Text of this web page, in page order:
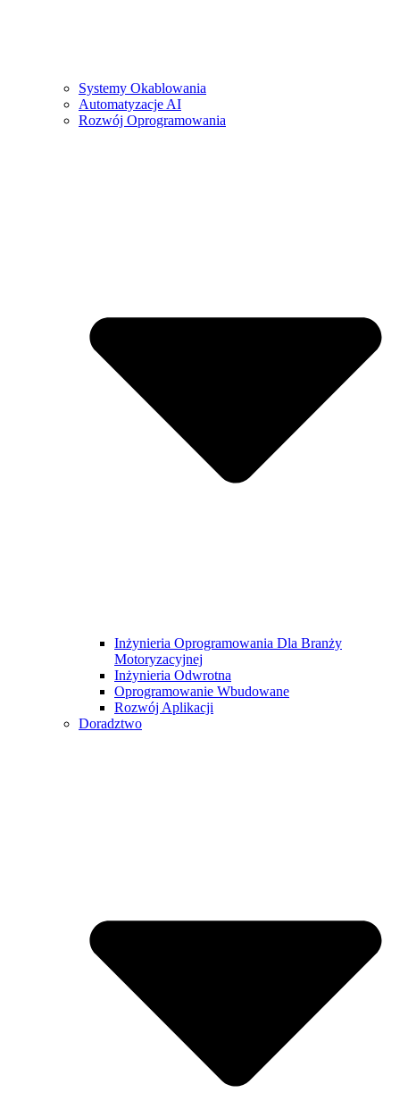
Systemy Okablowania
Automatyzacje AI
Rozwój Oprogramowania
Inżynieria Oprogramowania Dla Branży
Motoryzacyjnej
Inżynieria Odwrotna
Oprogramowanie Wbudowane
Rozwój Aplikacji
Doradztwo